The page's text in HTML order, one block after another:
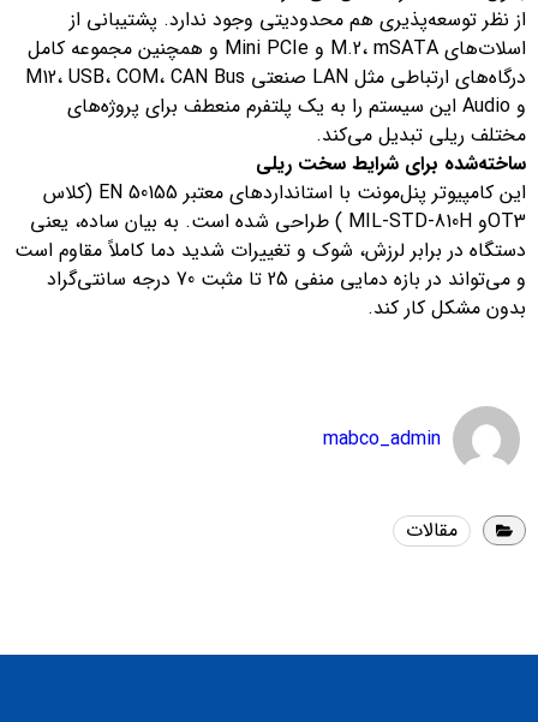
از نظر توسعه‌پذیری هم محدودیتی وجود ندارد. پشتیبانی از
اسلات‌های M.2، mSATA و Mini PCIe و همچنین مجموعه کامل
درگاه‌های ارتباطی مثل LAN صنعتی M12، USB، COM، CAN Bus
و Audio این سیستم را به یک پلتفرم منعطف برای پروژه‌های
مختلف ریلی تبدیل می‌کند.
ساخته‌شده برای شرایط سخت ریلی
این کامپیوتر پنل‌مونت با استانداردهای معتبر EN 50155 (کلاس
OT3و MIL-STD-810H ) طراحی شده است. به بیان ساده، یعنی
دستگاه در برابر لرزش، شوک و تغییرات شدید دما کاملاً مقاوم است
و می‌تواند در بازه دمایی منفی 25 تا مثبت 70 درجه سانتی‌گراد
بدون مشکل کار کند.
mabco_admin
مقالات